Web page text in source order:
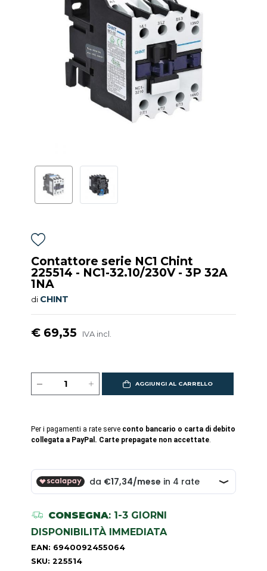
Contattore serie NC1 Chint
225514 - NC1-32.10/230V - 3P 32A
1NA
di CHINT
€ 69,35 IVA incl.
AGGIUNGI AL CARRELLO
Per i pagamenti a rate serve conto bancario o carta di debito
collegata a PayPal. Carte prepagate non accettate.
CONSEGNA: 1-3 GIORNI
DISPONIBILITÀ IMMEDIATA
EAN: 6940092455064
SKU: 225514